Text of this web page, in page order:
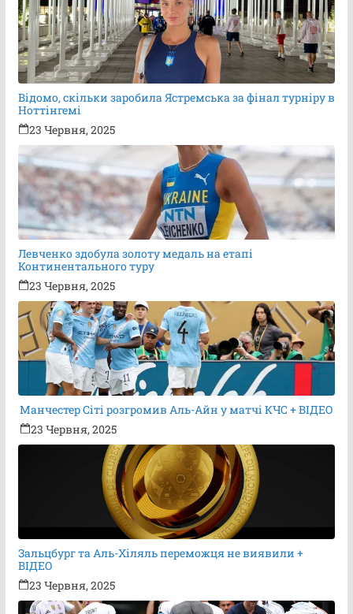
Відомо, скільки заробила Ястремська за фінал турніру в
Ноттінгемі
23 Червня, 2025
Левченко здобула золоту медаль на етапі
Континентального туру
23 Червня, 2025
Манчестер Сіті розгромив Аль-Айн у матчі КЧС + ВІДЕО
23 Червня, 2025
Зальцбург та Аль-Хіляль переможця не виявили +
ВІДЕО
23 Червня, 2025